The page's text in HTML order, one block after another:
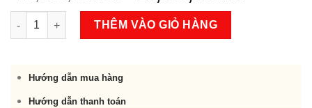
price
was:
₫19,800,000.00.
Bếp từ Binova BI-688AT số lượng
THÊM VÀO GIỎ HÀNG
Hướng dẫn mua hàng
Hướng dẫn thanh toán